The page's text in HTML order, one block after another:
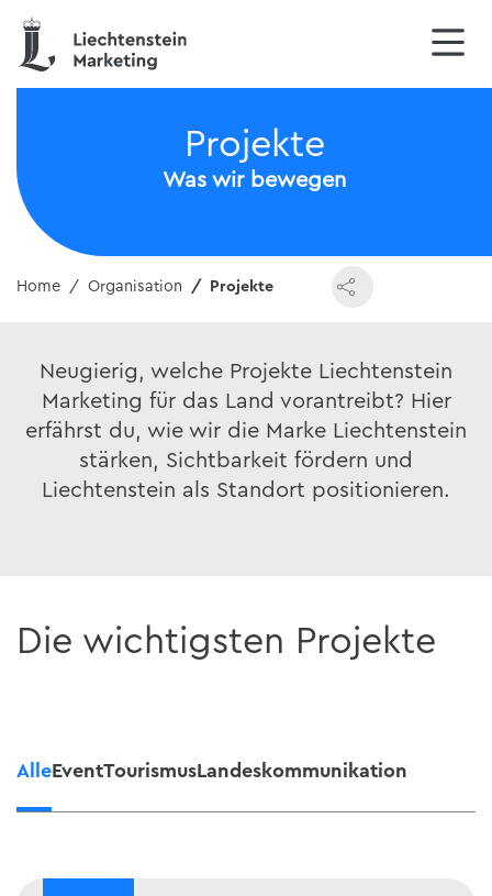
Was wir bewegen
Projekte
Home Organisation Projekte
Neugierig, welche Projekte Liechtenstein
Marketing für das Land vorantreibt? Hier
erfährst du, wie wir die Marke Liechtenstein
stärken, Sichtbarkeit fördern und
Liechtenstein als Standort positionieren.
Die wichtigsten Projekte
AlleEventTourismusLandeskommunikation